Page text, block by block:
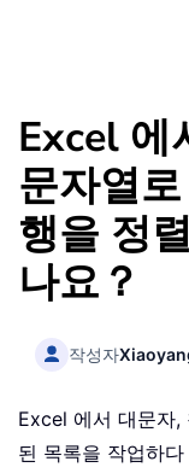
Excel 에
문자열
행을 정
나요？
작성자
Excel 에서 대문자,
된 목록을 작업하